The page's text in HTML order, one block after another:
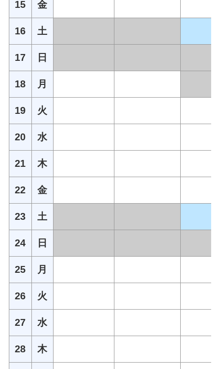
15 金
16 土
17 日
18 月
19 火
20 水
21 木
22 金
23 土
24 日
25 月
26 火
27 水
28 木